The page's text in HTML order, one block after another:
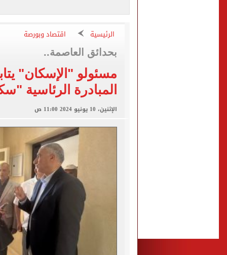
الاتحاد التركي يمنح
برشلونة يطرح تذاكر
طرابزون سبور ينفي
منتخب ناشئات كرة اليد يخسر أمام إسبانيا 27 -
قفزة أعادت الزمن
الرئيسية اقتصاد وبورصة
بحدائق العاصمة..
مسئولو "الإسكان"
المبادرة الرئاسية
الإثنين، 10 يونيو 2024 11:00 ص